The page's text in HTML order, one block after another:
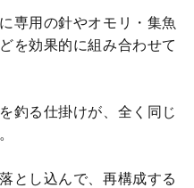
専用の針やオモリ・集魚
を効果的に組み合わせて
釣る仕掛けが、全く同じ
とし込んで、再構成する